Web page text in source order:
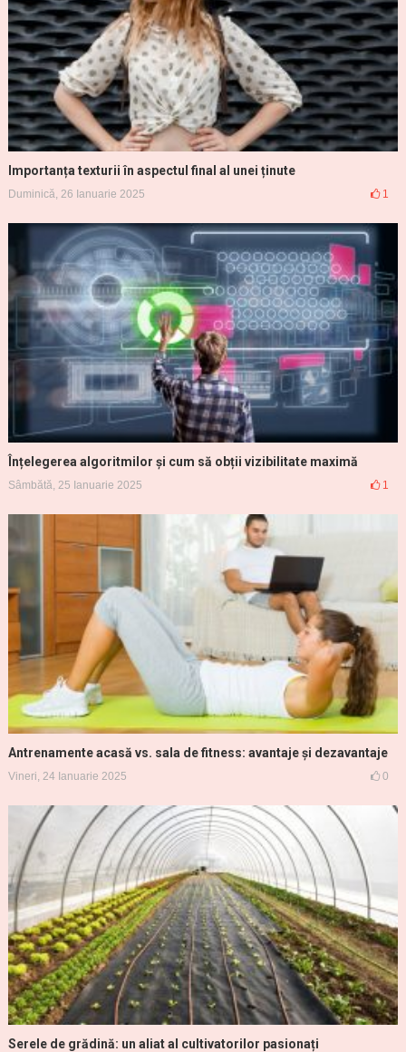
Importanța texturii în aspectul final al unei ținute
Duminică, 26 Ianuarie 2025 1
Înțelegerea algoritmilor și cum să obții vizibilitate maximă
Sâmbătă, 25 Ianuarie 2025 1
Antrenamente acasă vs. sala de fitness: avantaje și dezavantaje
Vineri, 24 Ianuarie 2025 0
Serele de grădină: un aliat al cultivatorilor pasionați